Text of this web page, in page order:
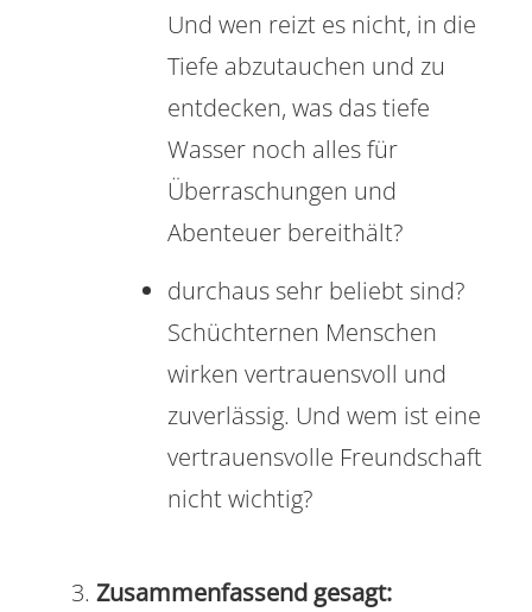
Und wen reizt es nicht, in die
Tiefe abzutauchen und zu
entdecken, was das tiefe
Wasser noch alles für
Überraschungen und
Abenteuer bereithält?
durchaus sehr beliebt sind?
Schüchternen Menschen
wirken vertrauensvoll und
zuverlässig. Und wem ist eine
vertrauensvolle Freundschaft
nicht wichtig?
Zusammenfassend gesagt: